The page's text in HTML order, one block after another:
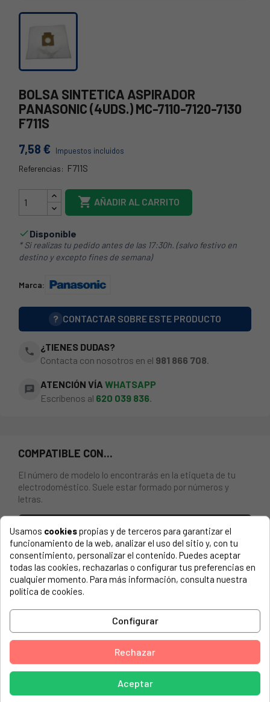
BOLSA SINTETICA ASPIRADOR
PANASONIC (4UDS.) MC-7110-7120-7130
F711S
7,58 € Impuestos incluidos
Referencias: F711S
F-711-S
 AÑADIR AL CARRITO
Disponible
* Si realizas tu pedido antes de las 17:30h. (salvo festivo en
destino y excepto fines de semana)
Marca:
? CONTACTAR SOBRE ESTE PRODUCTO
phone
¿TIENES DUDAS?
Contacta con nosotros en el 981 866 708.
chat ATENCIÓN VÍA WHATSAPP
Escríbenos al 620 039 836
COMPATIBLE CON...
El número de modelo lo encontrarás en la etiqueta de tu
electrodoméstico. Suele estar formado por números y
letras.
BOLSA SINTETICA ASPIRADOR PANASONIC (4UDS.) MC-
7110-7120-7130 F711S
PANASONIC, MC-CG710
PANASONIC, MC-E743
PANASONIC, MC-E771
PANASONIC, MCE 760
Usamos cookiespropias y de terceros para garantizar el
funcionamiento de la web, analizar el uso del sitio y, con tu
consentimiento, personalizar el contenido. Puedes aceptar
todas las cookies, rechazarlas o configurar tus preferencias en
cualquier momento. Para más información, consulta nuestra
política de cookies.
Configurar
Rechazar
Aceptar